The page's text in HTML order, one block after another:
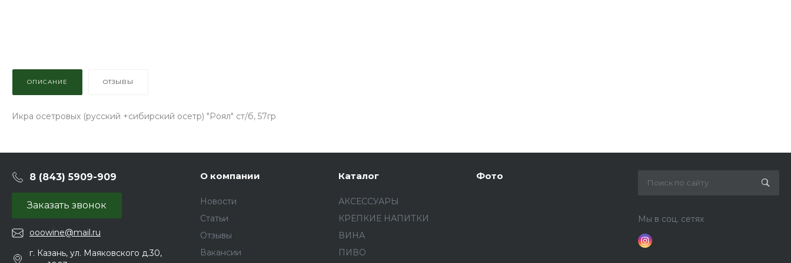
ОПИСАНИЕ ОТЗЫВЫ
Икра осетровых (русский +сибирский осетр) "Роял" ст/б, 57гр
8 (843) 5909-909
Заказать звонок
ooowine@mail.ru
г. Казань, ул. Маяковского д.30,
О компании
Новости
Статьи
Отзывы
Вакансии
Каталог
АКСЕССУАРЫ
КРЕПКИЕ НАПИТКИ
ВИНА
ПИВО
Фото
Мы в соц. сетях